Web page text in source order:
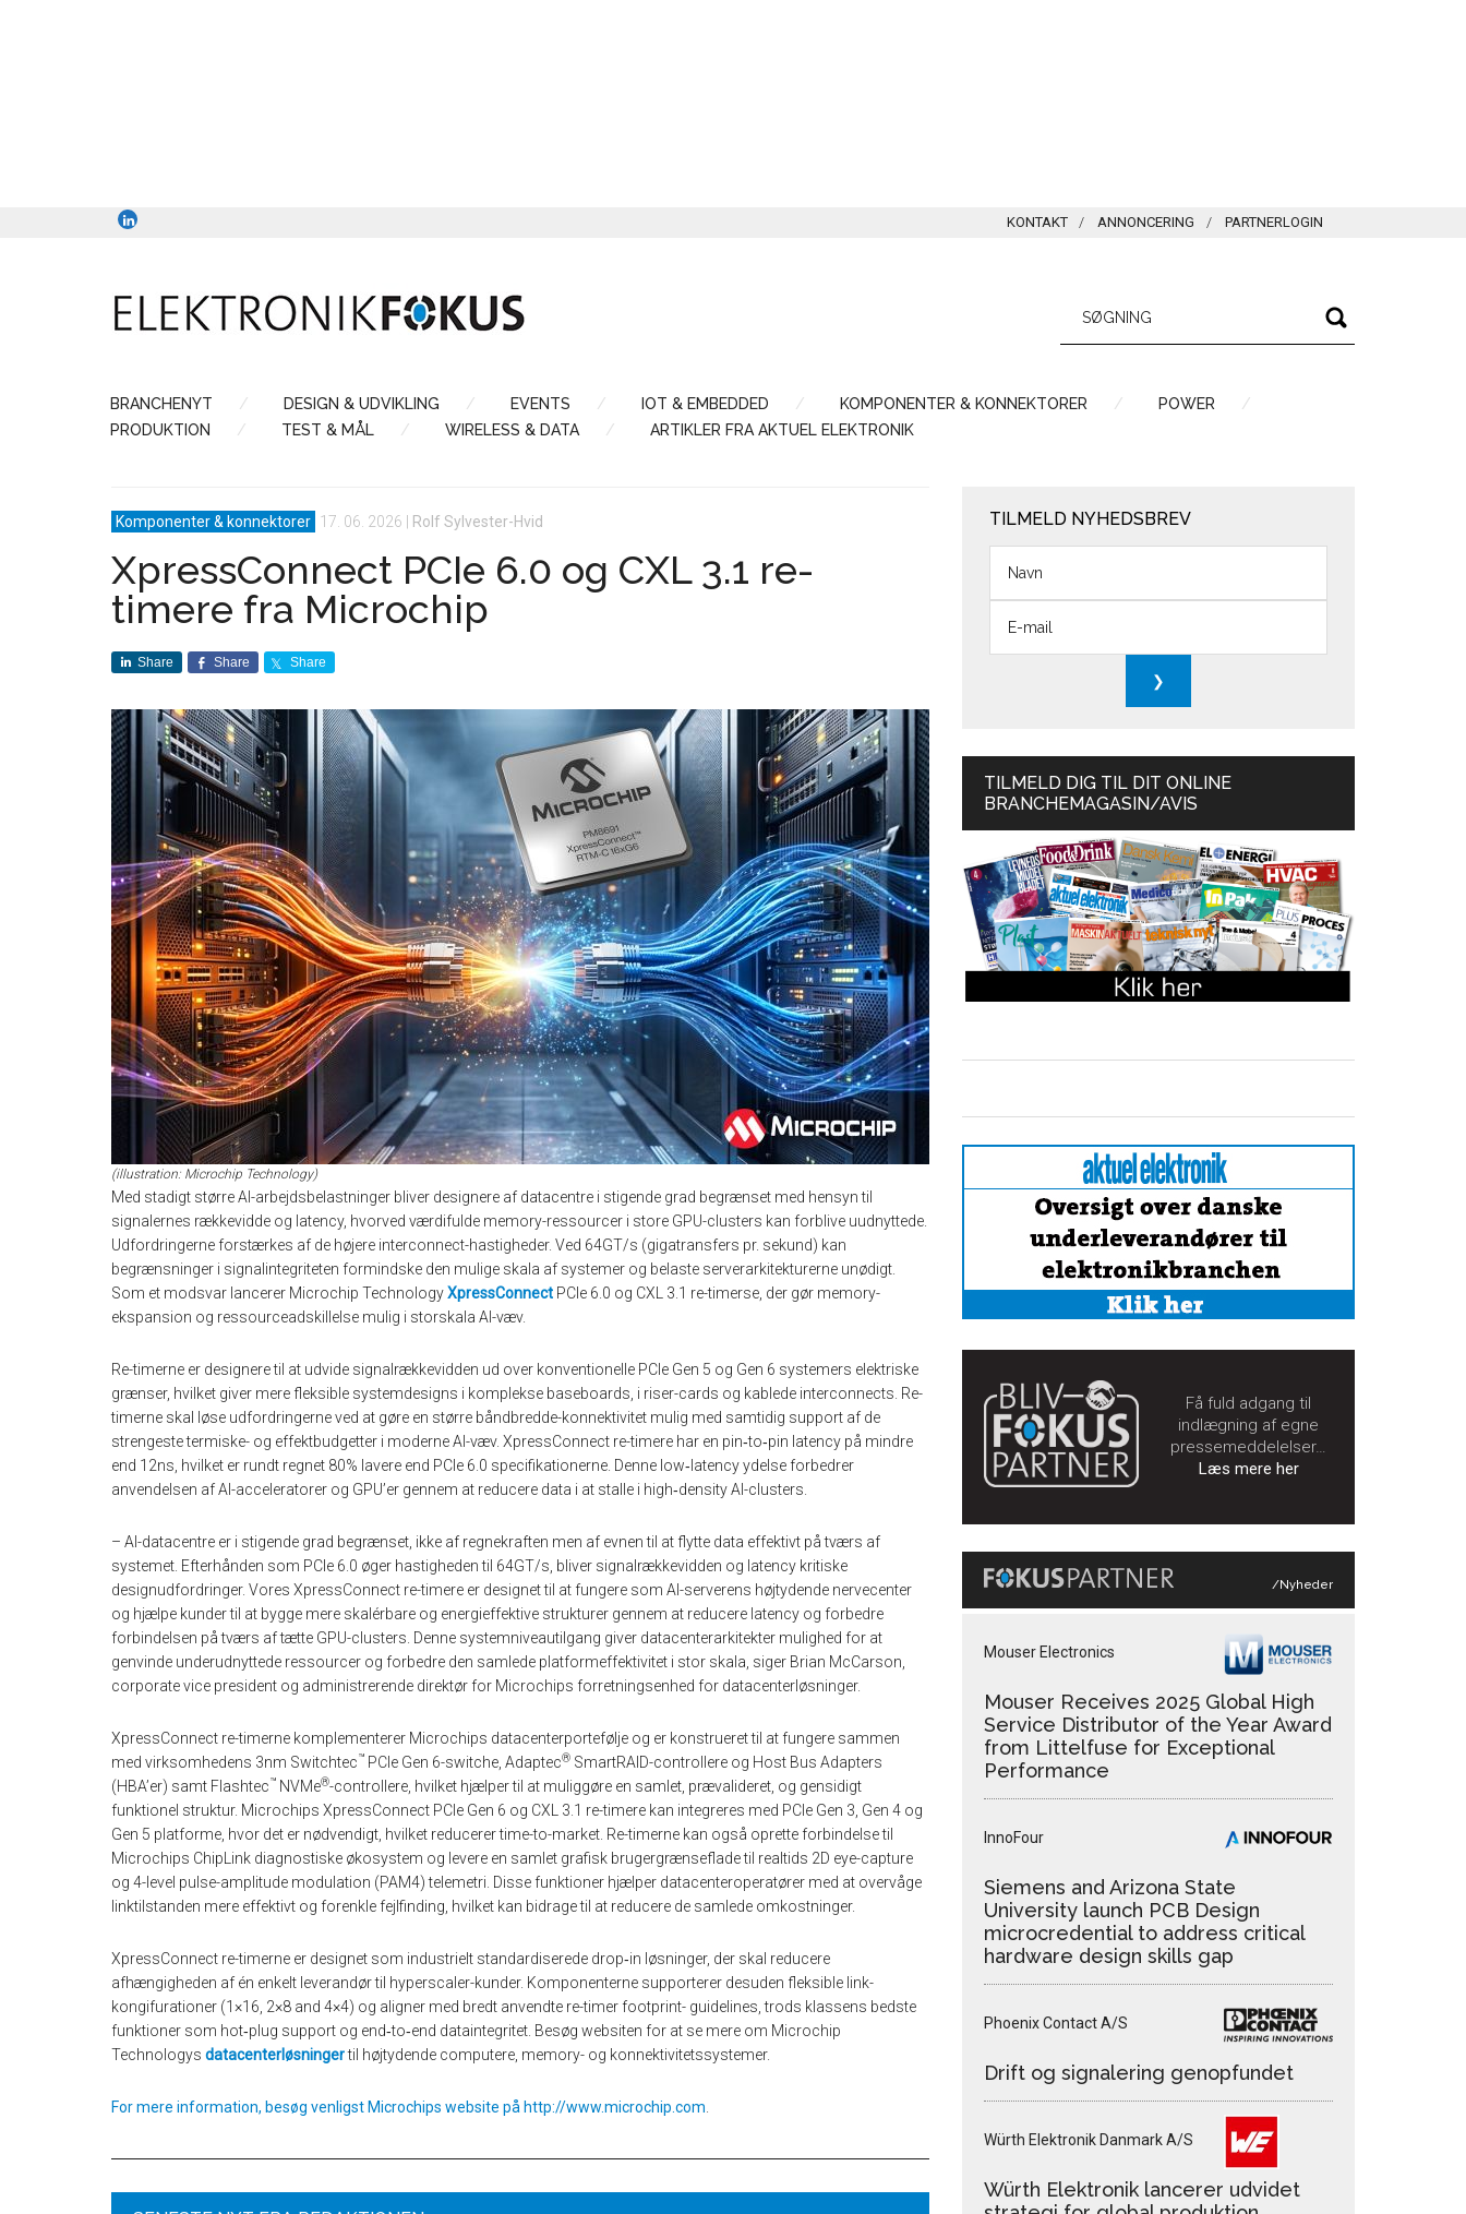
KONTAKT ANNONCERING PARTNERLOGIN
BRANCHENYT DESIGN & UDVIKLING EVENTS IOT & EMBEDDED KOMPONENTER & KONNEKTORER
POWER
PRODUKTION
TEST & MÅL WIRELESS & DATA ARTIKLER FRA AKTUEL ELEKTRONIK
Komponenter & konnektorer 17. 06. 2026 Rolf Sylvester-Hvid
XpressConnect PCIe 6.0 og CXL 3.1 re-
timere fra Microchip
Share Share Share
(illustration: Microchip Technology)
Med stadigt større AI-arbejdsbelastninger bliver designere af datacentre i stigende grad begrænset med hensyn til
signalernes rækkevidde og latency, hvorved værdifulde memory-ressourcer i store GPU-clusters kan forblive uudnyttede.
Udfordringerne forstærkes af de højere interconnect-hastigheder. Ved 64GT/s (gigatransfers pr. sekund) kan
begrænsninger i signalintegriteten formindske den mulige skala af systemer og belaste serverarkitekturerne unødigt.
Som et modsvar lancerer Microchip TechnologyXpressConnect PCIe 6.0 og CXL 3.1 re-timerse, der gør memory-
ekspansion og ressourceadskillelse mulig i storskala AI-væv.
Re-timerne er designere til at udvide signalrækkevidden ud over konventionelle PCIe Gen 5 og Gen 6 systemers elektriske
grænser, hvilket giver mere fleksible systemdesigns i komplekse baseboards, i riser-cards og kablede interconnects. Re-
timerne skal løse udfordringerne ved at gøre en større båndbredde-konnektivitet mulig med samtidig support af de
strengeste termiske- og effektbudgetter i moderne AI-væv. XpressConnect re-timere har en pin‑to‑pin latency på mindre
end 12ns, hvilket er rundt regnet 80% lavere end PCIe 6.0 specifikationerne. Denne low‑latency ydelse forbedrer
anvendelsen af AI-acceleratorer og GPU’er gennem at reducere data i at stalle i high‑density AI-clusters.
– AI-datacentre er i stigende grad begrænset, ikke af regnekraften men af ​​evnen til at flytte data effektivt på tværs af
systemet. Efterhånden som PCIe 6.0 øger hastigheden til 64GT/s, bliver signalrækkevidden og latency kritiske
designudfordringer. Vores XpressConnect re-timere er designet til at fungere som AI-serverens højtydende nervecenter
og hjælpe kunder til at bygge mere skalérbare og energieffektive strukturer gennem at reducere latency og forbedre
forbindelsen på tværs af tætte GPU-clusters. Denne systemniveautilgang giver datacenterarkitekter mulighed for at
genvinde underudnyttede ressourcer og forbedre den samlede platformeffektivitet i stor skala, siger Brian McCarson,
corporate vice president og administrerende direktør for Microchips forretningsenhed for datacenterløsninger.
XpressConnect re-timerne komplementerer Microchips datacenterportefølje og er konstrueret til at fungere sammen
med virksomhedens 3nm Switchtec™ PCIe Gen 6-switche, Adaptec® SmartRAID-controllere og Host Bus Adapters
(HBA’er) samt Flashtec™ NVMe®-controllere, hvilket hjælper til at muliggøre en samlet, prævalideret, og gensidigt
funktionel struktur. Microchips XpressConnect PCIe Gen 6 og CXL 3.1 re-timere kan integreres med PCIe Gen 3, Gen 4 og
Gen 5 platforme, hvor det er nødvendigt, hvilket reducerer time-to-market. Re-timerne kan også oprette forbindelse til
Microchips ChipLink diagnostiske økosystem og levere en samlet grafisk brugergrænseflade til realtids 2D eye-capture
og 4-level pulse-amplitude modulation (PAM4) telemetri. Disse funktioner hjælper datacenteroperatører med at overvåge
linktilstanden mere effektivt og forenkle fejlfinding, hvilket kan bidrage til at reducere de samlede omkostninger.
XpressConnect re-timerne er designet som industrielt standardiserede drop‑in løsninger, der skal reducere
afhængigheden af én enkelt leverandør til hyperscaler-kunder. Komponenterne supporterer desuden fleksible link-
kongifurationer (1×16, 2×8 and 4×4) og aligner med bredt anvendte re-timer footprint- guidelines, trods klassens bedste
funktioner som hot‑plug support og end‑to‑end dataintegritet. Besøg websiten for at se mere om Microchip
Technologys datacenterløsningertil højtydende computere, memory- og konnektivitetssystemer.
For mere information, besøg venligst Microchips website på http://www.microchip.com
TILMELD NYHEDSBREV
TILMELD DIG TIL DIT ONLINE
BRANCHEMAGASIN/AVIS
Få fuld adgang til
indlægning af egne
pressemeddelelser…
Læs mere her
/Nyheder
Mouser Electronics
Mouser Receives 2025 Global High
Service Distributor of the Year Award
from Littelfuse for Exceptional
Performance
InnoFour
Siemens and Arizona State
University launch PCB Design
microcredential to address critical
hardware design skills gap
Phoenix Contact A/S
Drift og signalering genopfundet
Würth Elektronik Danmark A/S
Würth Elektronik lancerer udvidet